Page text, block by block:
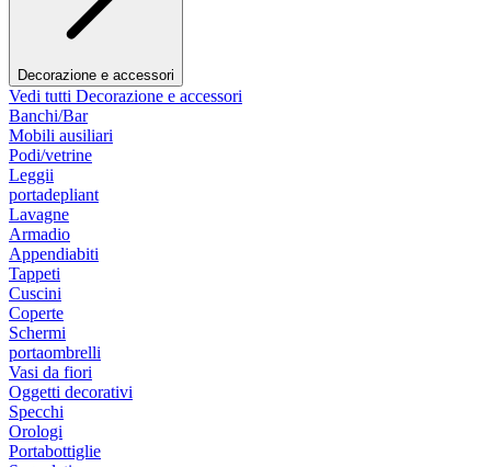
Decorazione e accessori
Vedi tutti Decorazione e accessori
Banchi/Bar
Mobili ausiliari
Podi/vetrine
Leggii
portadepliant
Lavagne
Armadio
Appendiabiti
Tappeti
Cuscini
Coperte
Schermi
portaombrelli
Vasi da fiori
Oggetti decorativi
Specchi
Orologi
Portabottiglie